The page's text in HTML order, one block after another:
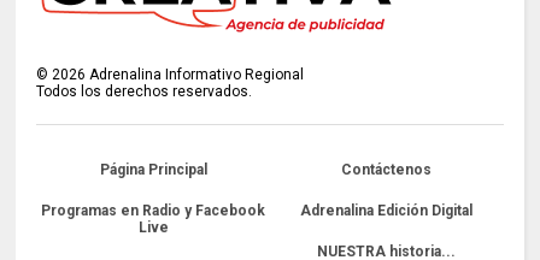
©2026 Adrenalina Informativo Regional
Todos los derechos reservados.
Página Principal Contáctenos
Programas en Radio y Facebook
Live
Adrenalina Edición Digital
NUESTRA historia...